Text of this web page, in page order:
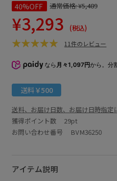
40%OFF 通常価格:¥5,489
¥3,293 (税込)
11件のレビュー
なら 月々1,097円から。分
送料￥500
送料、お届け日数、お届け日時指定
獲得ポイント数 29pt
お問い合わせ番号 BVM36250
アイテム説明